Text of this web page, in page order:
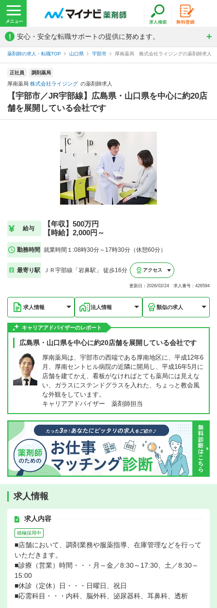
! 安心・安全な転職サポートの提供に努めます。
薬剤師の求人・転職TOP 山口県 宇部市 厚南薬局 株式会社ライジングの薬剤師求人
正社員 調剤薬局
厚南薬局 株式会社ライジング の薬剤師求人
【宇部市／JR宇部線】広島県・山口県を中心に約20店
舗を展開している会社です
給与
【年収】500万円
【時給】2,000円～
勤務時間 就業時間１:08時30分～17時30分（休憩60分）
最寄り駅 ＪＲ宇部線「岩鼻駅」 徒歩16分 アクセス
更新日：2026/02/24 求人番号：426594
求人情報 法人情報 類似の求人
キャリアアドバイザーのレポート
広島県・山口県を中心に約20店舗を展開している会社です
厚南薬局は、宇部市の西端である厚南地区に、平成12年6
月、厚南セントヒル病院の近隣に開局し、平成16年5月に
店舗を建てかえ、看板がなければとても薬局には見えな
い、ガラスにステンドグラスを入れた、ちょっと教会風
な外観をしています。
キャリアアドバイザー 薬剤師担当
求人情報
求人内容
積極採用中
■店舗において、調剤業務や服薬指導、在庫管理などを行って
いただきます。
■診療（営業）時間・・・月～金／8:30～17:30、土／8:30～
15:00
■休診（定休）日・・・日曜日、祝日
■応需科目・・・内科、脳外科、泌尿器科、耳鼻科、透析